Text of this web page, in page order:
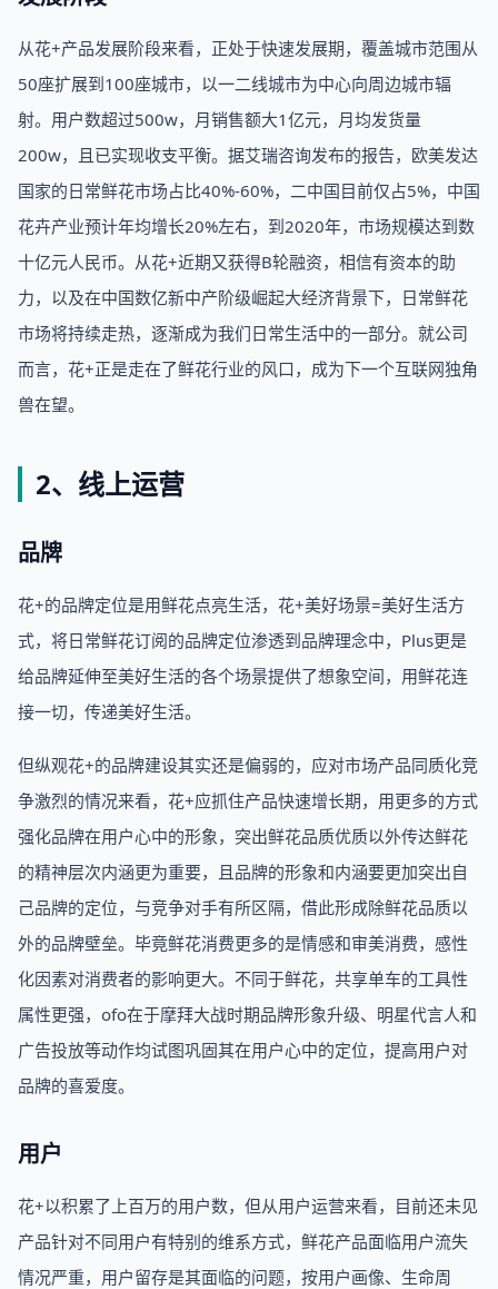
从花+产品发展阶段来看，正处于快速发展期，覆盖城市范围从
50座扩展到100座城市，以一二线城市为中心向周边城市辐
射。用户数超过500w，月销售额大1亿元，月均发货量
200w，且已实现收支平衡。据艾瑞咨询发布的报告，欧美发达
国家的日常鲜花市场占比40%-60%，二中国目前仅占5%，中国
花卉产业预计年均增长20%左右，到2020年，市场规模达到数
十亿元人民币。从花+近期又获得B轮融资，相信有资本的助
力，以及在中国数亿新中产阶级崛起大经济背景下，日常鲜花
市场将持续走热，逐渐成为我们日常生活中的一部分。就公司
而言，花+正是走在了鲜花行业的风口，成为下一个互联网独角
兽在望。
2、线上运营
品牌
花+的品牌定位是用鲜花点亮生活，花+美好场景=美好生活方
式，将日常鲜花订阅的品牌定位渗透到品牌理念中，Plus更是
给品牌延伸至美好生活的各个场景提供了想象空间，用鲜花连
接一切，传递美好生活。
但纵观花+的品牌建设其实还是偏弱的，应对市场产品同质化竞
争激烈的情况来看，花+应抓住产品快速增长期，用更多的方式
强化品牌在用户心中的形象，突出鲜花品质优质以外传达鲜花
的精神层次内涵更为重要，且品牌的形象和内涵要更加突出自
己品牌的定位，与竞争对手有所区隔，借此形成除鲜花品质以
外的品牌壁垒。毕竟鲜花消费更多的是情感和审美消费，感性
化因素对消费者的影响更大。不同于鲜花，共享单车的工具性
属性更强，ofo在于摩拜大战时期品牌形象升级、明星代言人和
广告投放等动作均试图巩固其在用户心中的定位，提高用户对
品牌的喜爱度。
用户
花+以积累了上百万的用户数，但从用户运营来看，目前还未见
产品针对不同用户有特别的维系方式，鲜花产品面临用户流失
情况严重，用户留存是其面临的问题，按用户画像、生命周